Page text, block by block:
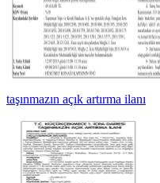
taşınmazın açık artırma ilanı